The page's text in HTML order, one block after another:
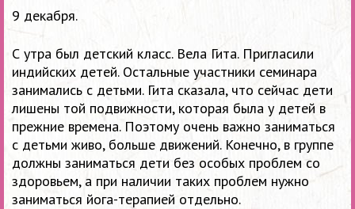
9 декабря.
С утра был детский класс. Вела Гита. Пригласили
индийских детей. Остальные участники семинара
занимались с детьми. Гита сказала, что сейчас дети
лишены той подвижности, которая была у детей в
прежние времена. Поэтому очень важно заниматься
с детьми живо, больше движений. Конечно, в группе
должны заниматься дети без особых проблем со
здоровьем, а при наличии таких проблем нужно
заниматься йога-терапией отдельно.